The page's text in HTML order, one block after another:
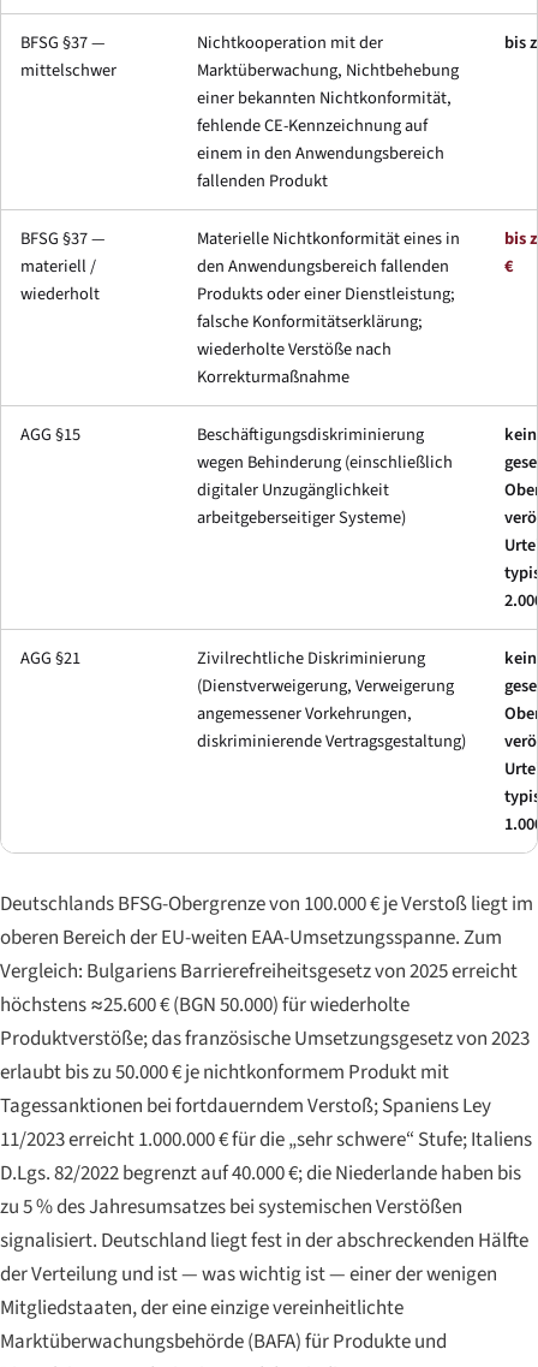
BFSG §37 —
mittelschwer
Nichtkooperation mit der
Marktüberwachung, Nichtbehebung
einer bekannten Nichtkonformität,
fehlende CE-Kennzeichnung auf
einem in den Anwendungsbereich
fallenden Produkt
bis
BFSG §37 —
materiell /
wiederholt
Materielle Nichtkonformität eines in
den Anwendungsbereich fallenden
Produkts oder einer Dienstleistung;
falsche Konformitätserklärung;
wiederholte Verstöße nach
Korrekturmaßnahme
bis
€
AGG §15
Beschäftigungsdiskriminierung
wegen Behinderung (einschließlich
digitaler Unzugänglichkeit
arbeitgeberseitiger Systeme)
AGG §21
Zivilrechtliche Diskriminierung
(Dienstverweigerung, Verweigerung
angemessener Vorkehrungen,
diskriminierende Vertragsgestaltung)
Deutschlands BFSG-Obergrenze von 100.000 € je Verstoß liegt im
oberen Bereich der EU-weiten EAA-Umsetzungsspanne. Zum
Vergleich: Bulgariens Barrierefreiheitsgesetz von 2025 erreicht
höchstens ≈25.600 € (BGN 50.000) für wiederholte
Produktverstöße; das französische Umsetzungsgesetz von 2023
erlaubt bis zu 50.000 € je nichtkonformem Produkt mit
Tagessanktionen bei fortdauerndem Verstoß; Spaniens Ley
11/2023 erreicht 1.000.000 € für die „sehr schwere“ Stufe; Italiens
D.Lgs. 82/2022 begrenzt auf 40.000 €; die Niederlande haben bis
zu 5 % des Jahresumsatzes bei systemischen Verstößen
signalisiert. Deutschland liegt fest in der abschreckenden Hälfte
der Verteilung und ist — was wichtig ist — einer der wenigen
Mitgliedstaaten, der eine einzige vereinheitlichte
Marktüberwachungsbehörde (BAFA) für Produkte und